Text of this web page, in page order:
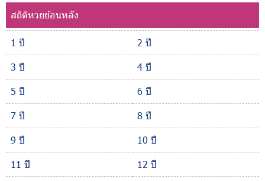
สถิติหวยย้อนหลัง
1 ปี
2 ปี
3 ปี
4 ปี
5 ปี
6 ปี
7 ปี
8 ปี
9 ปี
10 ปี
11 ปี
12 ปี